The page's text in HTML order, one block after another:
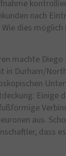
nach
dies
machte
in Durham/
Einige
aus.
dass